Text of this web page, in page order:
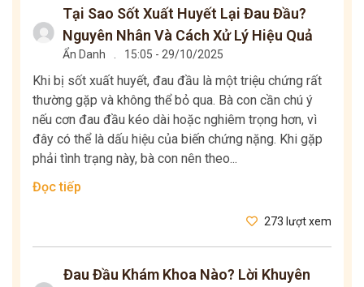
Tại Sao Sốt Xuất Huyết Lại Đau Đầu?
Nguyên Nhân Và Cách Xử Lý Hiệu Quả
Ẩn Danh 15:05 - 29/10/2025
Khi bị sốt xuất huyết, đau đầu là một triệu chứng rất
thường gặp và không thể bỏ qua. Bà con cần chú ý
nếu cơn đau đầu kéo dài hoặc nghiêm trọng hơn, vì
đây có thể là dấu hiệu của biến chứng nặng. Khi gặp
phải tình trạng này, bà con nên theo...
Đọc tiếp
273 lượt xem
Đau Đầu Khám Khoa Nào? Lời Khuyên